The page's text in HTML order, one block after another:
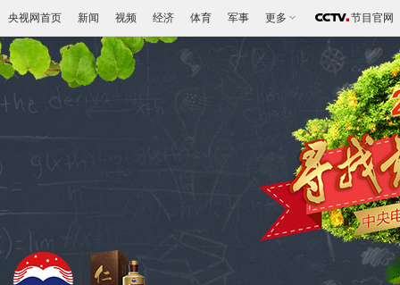
央视网首页 新闻 视频 经济 体育 军事 更多 节目官网